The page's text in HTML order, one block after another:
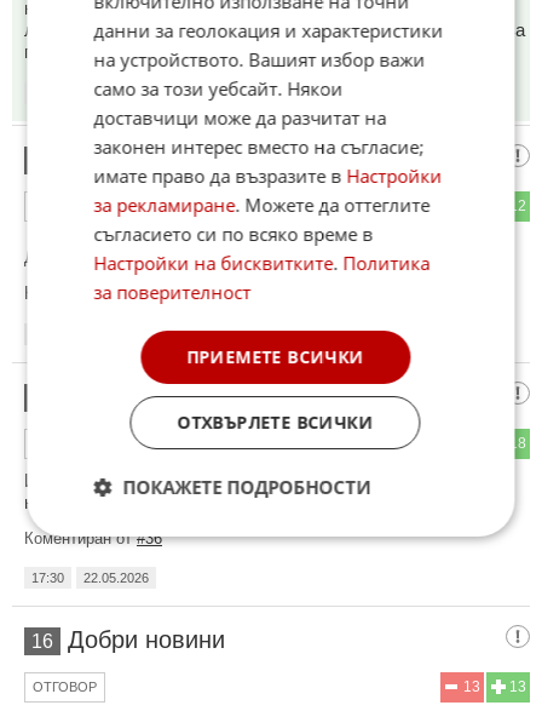
над Киев, избие 1мил. и останалите са зомбита болни от
лъчева болест? След бомбата ли ще прави референдум за
присъединяване към РФ?
22.05.2026
Говорит Москва
12
ОТГОВОР
До коментар#1от "зИленски":
Каква бомба, малко ли пусна, не става
18
И какво ще правят смахнатите тролове копейкаджий, ако
наистина се приеме такава система.
Коментиран от#36
17:30 22.05.2026
16 Добри новини
13
13
ОТГОВОР
данни за геолокация и характеристики
на устройството. Вашият избор важи
само за този уебсайт. Някои
доставчици може да разчитат на
законен интерес вместо на съгласие;
имате право да възразите в Настройки
за рекламиране. Можете да оттеглите
съгласието си по всяко време в
Настройки на бисквитките. Политика
за поверителност
ПРИЕМЕТЕ ВСИЧКИ
ОТХВЪРЛЕТЕ ВСИЧКИ
ПОКАЖЕТЕ ПОДРОБНОСТИ